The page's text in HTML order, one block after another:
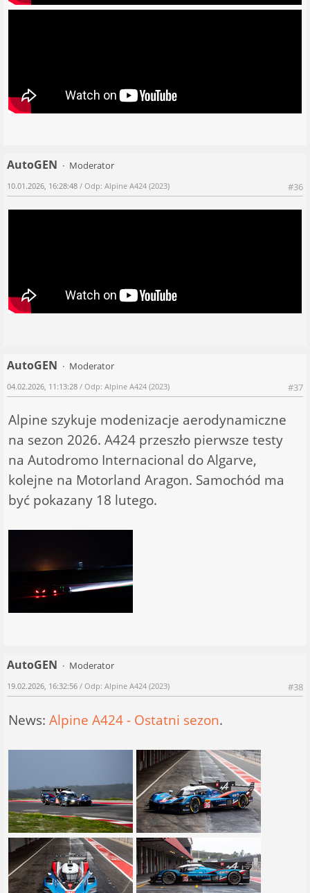
AutoGEN
Moderator
#36
10.01.2026, 16:28:48 / Odp: Alpine A424 (2023)
AutoGEN
Moderator
#37
04.02.2026, 11:13:28 / Odp: Alpine A424 (2023)
Alpine szykuje modenizacje aerodynamiczne
na sezon 2026. A424 przeszło pierwsze testy
na Autodromo Internacional do Algarve,
kolejne na Motorland Aragon. Samochód ma
być pokazany 18 lutego.
AutoGEN
Moderator
#38
19.02.2026, 16:32:56 / Odp: Alpine A424 (2023)
News: Alpine A424 - Ostatni sezon.